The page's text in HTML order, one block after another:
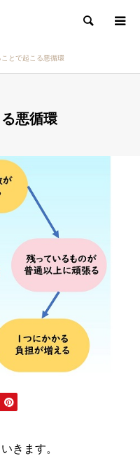
検索
とで起こる悪循環
悪循環
きます。